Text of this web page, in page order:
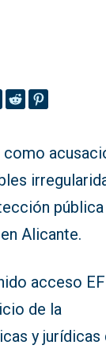
como
pública
Alicante.
acceso
de la
y jurídicas